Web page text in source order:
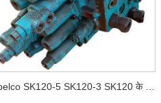
Kobelco SK120-5 SK120-3 SK120 के लिए मुख्य नियंत्रण वाल्व परख